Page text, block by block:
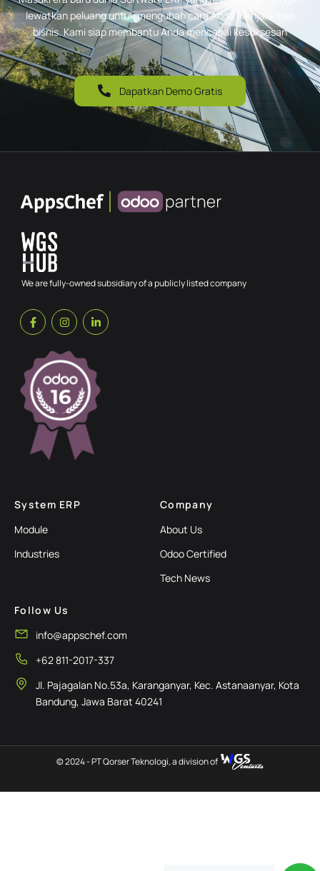
lewatkan peluang untuk mengubah cara Anda menjalankan
bisnis. Kami siap membantu Anda mencapai kesuksesan
Dapatkan Demo Gratis
We are fully-owned subsidiary of a publicly listed company
System ERP
Module
Industries
Company
About Us
Odoo Certified
Tech News
Follow Us
info@appschef.com
+62 811-2017-337
Jl. Pajagalan No.53a, Karanganyar, Kec. Astanaanyar, Kota
Bandung, Jawa Barat 40241
© 2024 - PT Qorser Teknologi, a division of